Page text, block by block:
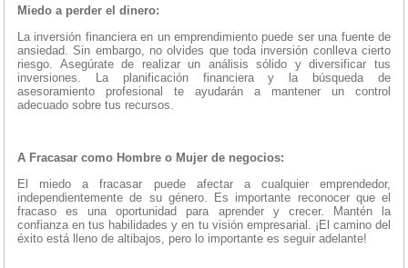
Miedo a perder el dinero:
La inversión financiera en un emprendimiento puede ser una fuente de
ansiedad. Sin embargo, no olvides que toda inversión conlleva cierto
riesgo. Asegúrate de realizar un análisis sólido y diversificar tus
inversiones. La planificación financiera y la búsqueda de
asesoramiento profesional te ayudarán a mantener un control
adecuado sobre tus recursos.
A Fracasar como Hombre o Mujer de negocios:
El miedo a fracasar puede afectar a cualquier emprendedor,
independientemente de su género. Es importante reconocer que el
fracaso es una oportunidad para aprender y crecer. Mantén la
confianza en tus habilidades y en tu visión empresarial. ¡El camino del
éxito está lleno de altibajos, pero lo importante es seguir adelante!